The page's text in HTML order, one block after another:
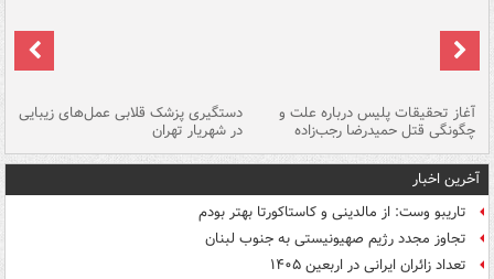
آغاز تحقیقات پلیس درباره علت و
چگونگی قتل حمیدرضا رجب‌زاده
دستگیری پزشک قلابی عمل‌های زیبایی
در شهریار تهران
آخرین اخبار
تاریبو وست: از مالدینی و کاستاکورتا بهتر بودم
تجاوز مجدد رژیم صهیونیستی به جنوب لبنان
تعداد زائران ایرانی در اربعین ۱۴۰۵